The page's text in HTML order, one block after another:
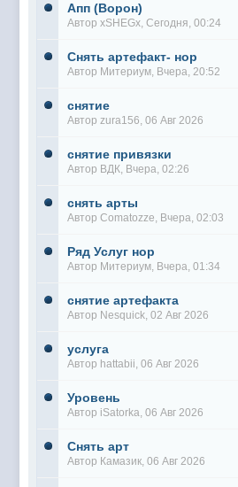
Апп (Ворон)
Автор xSHEGx, Сегодня, 00:24
Снять артефакт- нор
Автор Митериум, Вчера, 20:52
снятие
Автор zura156, 06 Авг 2026
снятие привязки
Автор ВДК, Вчера, 02:26
снять арты
Автор Comatozze, Вчера, 02:03
Ряд Услуг нор
Автор Митериум, Вчера, 01:34
снятие артефакта
Автор Nesquick, 02 Авг 2026
услуга
Автор hattabii, 06 Авг 2026
Уровень
Автор iSatorka, 06 Авг 2026
Снять арт
Автор Камазик, 06 Авг 2026